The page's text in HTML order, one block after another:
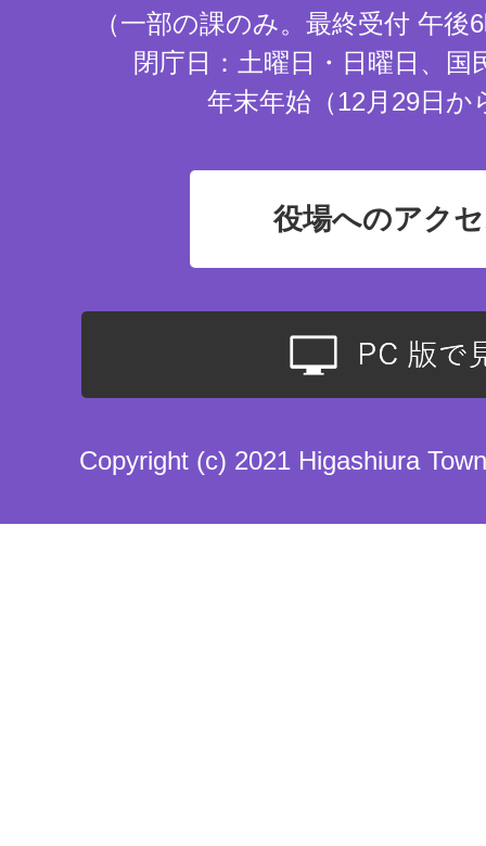
（一部の課のみ。最終受付 午
閉庁日：土曜日・日曜日、国
年末年始（12月29日か
役場へのアク
Copyright (c) 2021 Higashiura